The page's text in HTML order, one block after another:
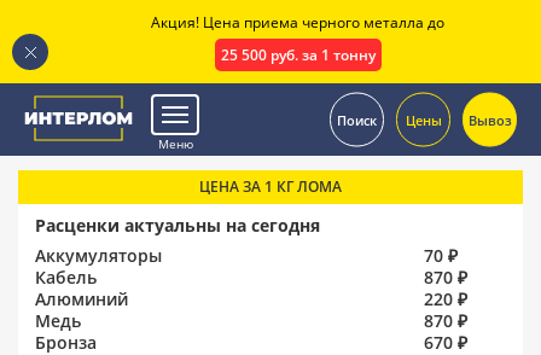
Меню
Поиск Цены Вывоз
ЦЕНА ЗА 1 КГ ЛОМА
Расценки актуальны на сегодня
Аккумуляторы
70 ₽
Кабель
870 ₽
Алюминий
220 ₽
Медь
870 ₽
Бронза
670 ₽
Акция! Цена приема черного металла до
25 500 руб. за 1 тонну
.